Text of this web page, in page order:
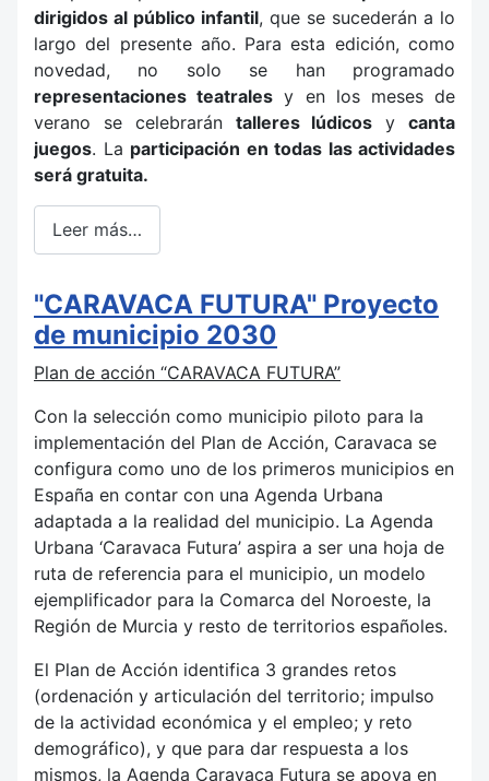
dirigidos al público infantil, que se sucederán a lo
largo del presente año. Para esta edición, como
novedad, no solo se han programado
representaciones teatrales y en los meses de
verano se celebrarán talleres lúdicos ycanta
juegos. La participación en todas las actividades
será gratuita.
Leer más…
"CARAVACA FUTURA" Proyecto
de municipio 2030
Plan de acción “CARAVACA FUTURA”
Con la selección como municipio piloto para la
implementación del Plan de Acción, Caravaca se
configura como uno de los primeros municipios en
España en contar con una Agenda Urbana
adaptada a la realidad del municipio. La Agenda
Urbana ‘Caravaca Futura’ aspira a ser una hoja de
ruta de referencia para el municipio, un modelo
ejemplificador para la Comarca del Noroeste, la
Región de Murcia y resto de territorios españoles.
El Plan de Acción identifica 3 grandes retos
(ordenación y articulación del territorio; impulso
de la actividad económica y el empleo; y reto
demográfico), y que para dar respuesta a los
mismos, la Agenda Caravaca Futura se apoya en